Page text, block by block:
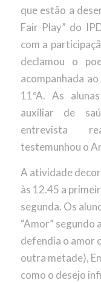
que estão a
Fair Play” do
com a
declamou o
acompanhada
11ºA. As
auxiliar de
entrevista
testemunhou o
A atividade
às 12.45 a
segunda. Os
“Amor”
defendia o amor
outra metade),
como o desejo